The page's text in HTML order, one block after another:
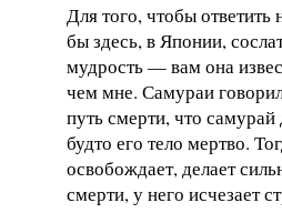
Для того, чтобы ответить
бы здесь, в Японии,
мудрость — вам она
чем мне. Самураи
путь смерти, что
будто его тело мертво.
освобождает, делает
смерти, у него исчезает